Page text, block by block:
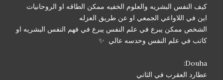
كيف النفس البشريه والعلوم الخفيه ممكن الطاقه او الروحانيات
اين في اللاواعي الجمعي او عن طريق العزله
الشخص ممكن يبرع في علم النفس يبرع في فهم النفس البشريه او
كاتب في علم النفس وحدسه عالي ✨
Douha:
عطارد العقرب في الثاني